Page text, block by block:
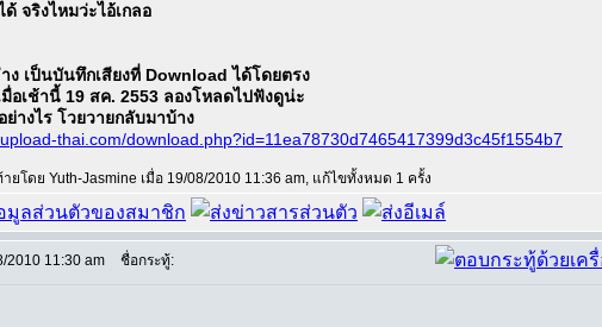
ด้ จริงไหมว่ะไอ้เกลอ
ง เป็นบันทึกเสียงที่ Download ได้โดยตรง
มื่อเช้านี้ 19 สค. 2553 ลองโหลดไปฟังดูน่ะ
ย่างไร โวยวายกลับมาบ้าง
thai.com/download.php?id=11ea78730d7465417399d3c45f1554b7
ยโดย Yuth-Jasmine เมื่อ 19/08/2010 11:36 am, แก้ไขทั้งหมด 1 ครั้ง
2010 11:30 am ชื่อกระทู้: